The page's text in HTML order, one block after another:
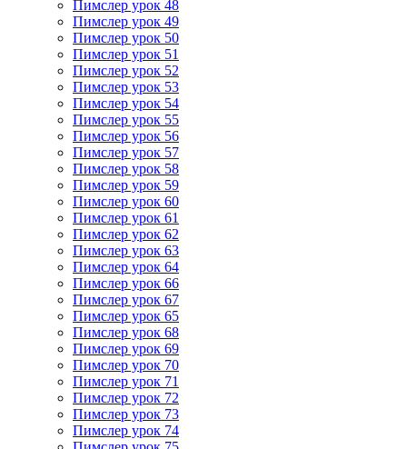
Пимслер урок 48
Пимслер урок 49
Пимслер урок 50
Пимслер урок 51
Пимслер урок 52
Пимслер урок 53
Пимслер урок 54
Пимслер урок 55
Пимслер урок 56
Пимслер урок 57
Пимслер урок 58
Пимслер урок 59
Пимслер урок 60
Пимслер урок 61
Пимслер урок 62
Пимслер урок 63
Пимслер урок 64
Пимслер урок 66
Пимслер урок 67
Пимслер урок 65
Пимслер урок 68
Пимслер урок 69
Пимслер урок 70
Пимслер урок 71
Пимслер урок 72
Пимслер урок 73
Пимслер урок 74